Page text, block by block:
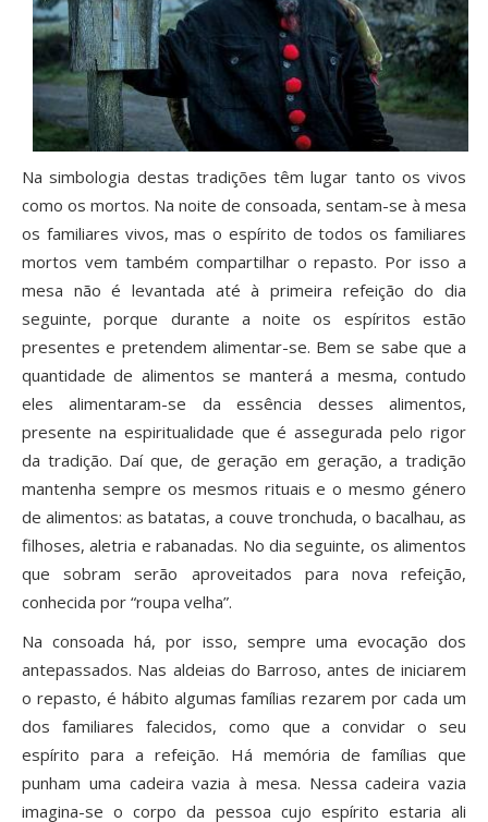
Na simbologia destas tradições têm lugar tanto os vivos
como os mortos. Na noite de consoada, sentam-se à mesa
os familiares vivos, mas o espírito de todos os familiares
mortos vem também compartilhar o repasto. Por isso a
mesa não é levantada até à primeira refeição do dia
seguinte, porque durante a noite os espíritos estão
presentes e pretendem alimentar-se. Bem se sabe que a
quantidade de alimentos se manterá a mesma, contudo
eles alimentaram-se da essência desses alimentos,
presente na espiritualidade que é assegurada pelo rigor
da tradição. Daí que, de geração em geração, a tradição
mantenha sempre os mesmos rituais e o mesmo género
de alimentos: as batatas, a couve tronchuda, o bacalhau, as
filhoses, aletria e rabanadas. No dia seguinte, os alimentos
que sobram serão aproveitados para nova refeição,
conhecida por “roupa velha”.
Na consoada há, por isso, sempre uma evocação dos
antepassados. Nas aldeias do Barroso, antes de iniciarem
o repasto, é hábito algumas famílias rezarem por cada um
dos familiares falecidos, como que a convidar o seu
espírito para a refeição. Há memória de famílias que
punham uma cadeira vazia à mesa. Nessa cadeira vazia
imagina-se o corpo da pessoa cujo espírito estaria ali